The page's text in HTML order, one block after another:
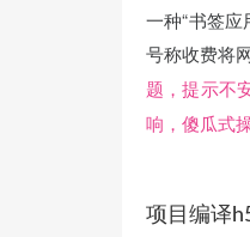
一种“书签
号称收费将
题，提示不
响，傻瓜式
项目编译